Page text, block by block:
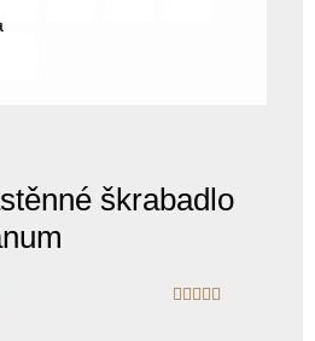
škrabadlo